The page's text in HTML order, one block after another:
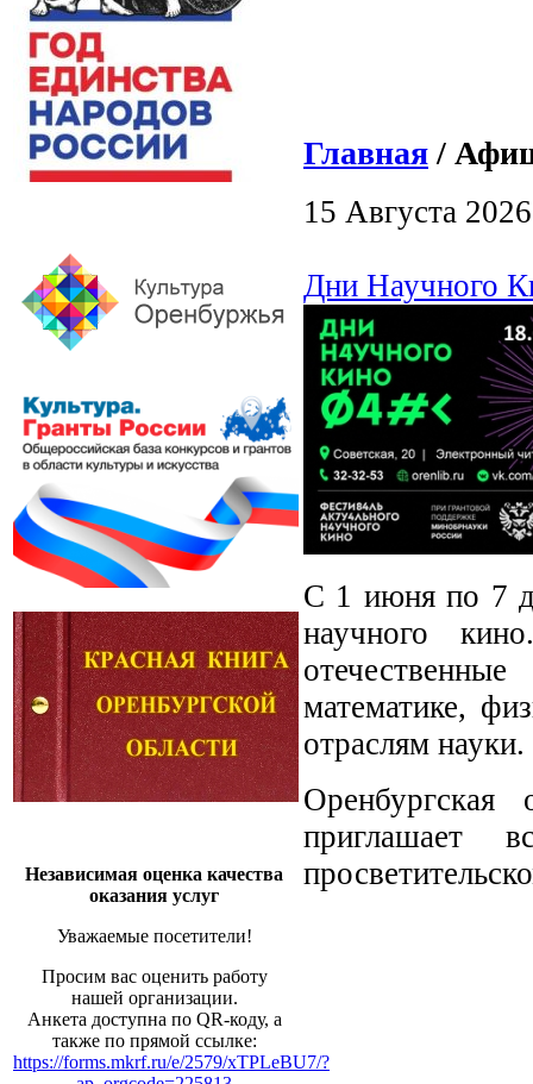
Независимая оценка качества
оказания услуг
Уважаемые посетители!
Просим вас оценить работу
нашей организации.
Анкета доступна по QR-коду, а
также по прямой ссылке:
https://forms.mkrf.ru/e/2579/xTPLeBU7/?
Главная /
15 Августа
Дни Научного
С 1 июня по 7
научного
математике,
отраслям науки.
приглашает